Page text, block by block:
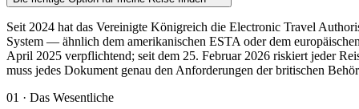
Seit 2024 hat das Vereinigte Königreich die Electronic Travel
System — ähnlich dem amerikanischen ESTA oder dem
April 2025 verpflichtend; seit dem 25. Februar 2026 riskiert jeder
muss jedes Dokument genau den Anforderungen der britischen
01 · Das Wesentliche